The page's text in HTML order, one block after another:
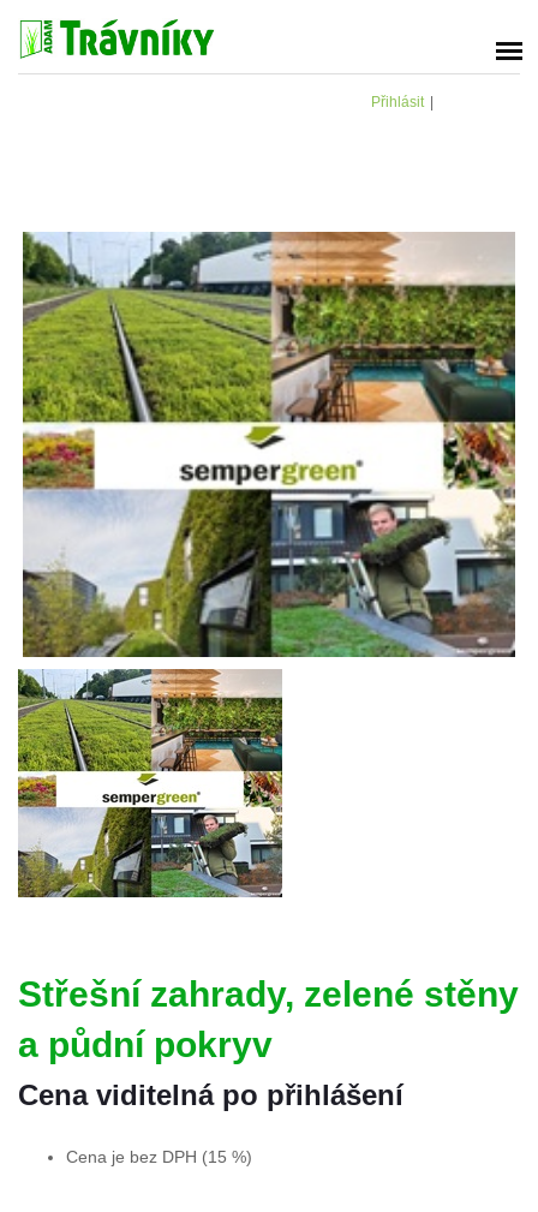
Přihlásit |
Střešní zahrady, zelené stěny
a půdní pokryv
Cena viditelná po přihlášení
Cena je bez DPH (15 %)